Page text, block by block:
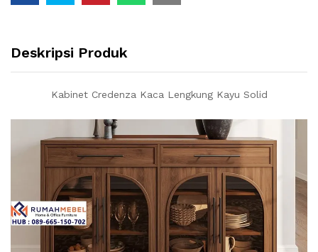
Deskripsi Produk
Kabinet Credenza Kaca Lengkung Kayu Solid